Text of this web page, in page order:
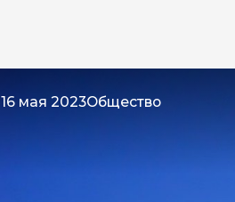
16 мая 2023Общество